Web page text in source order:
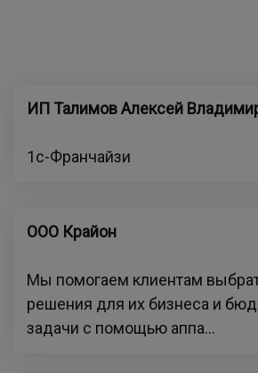
ИП Талимов Алексей
1с-Франчайзи
ООО Крайон
Мы помогаем клиентам
решения для их бизнеса и
задачи с помощью аппа...